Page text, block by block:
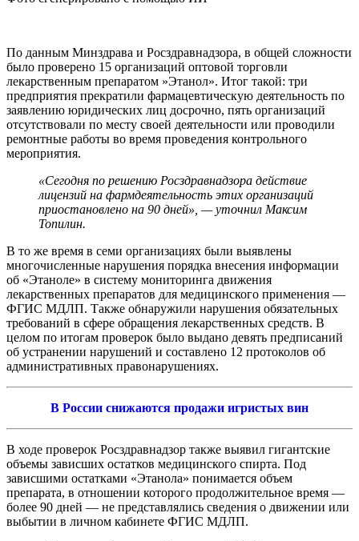
По данным Минздрава и Росздравнадзора, в общей сложности
было проверено 15 организаций оптовой торговли
лекарственным препаратом »Этанол». Итог такой: три
предприятия прекратили фармацевтическую деятельность по
заявлению юридических лиц досрочно, пять организаций
отсутствовали по месту своей деятельности или проводили
ремонтные работы во время проведения контрольного
мероприятия.
«Сегодня по решению Росздравнадзора действие
лицензий на фармдеятельность этих организаций
приостановлено на 90 дней», — уточнил Максим
Топилин.
В то же время в семи организациях были выявлены
многочисленные нарушения порядка внесения информации
об «Этаноле» в систему мониторинга движения
лекарственных препаратов для медицинского применения —
ФГИС МДЛП. Также обнаружили нарушения обязательных
требований в сфере обращения лекарственных средств. В
целом по итогам проверок было выдано девять предписаний
об устранении нарушений и составлено 12 протоколов об
административных правонарушениях.
В России снижаются продажи игристых вин
В ходе проверок Росздравнадзор также выявил гигантские
объемы зависших остатков медицинского спирта. Под
зависшими остатками «Этанола» понимается объем
препарата, в отношении которого продолжительное время —
более 90 дней — не представлялись сведения о движении или
выбытии в личном кабинете ФГИС МДЛП.